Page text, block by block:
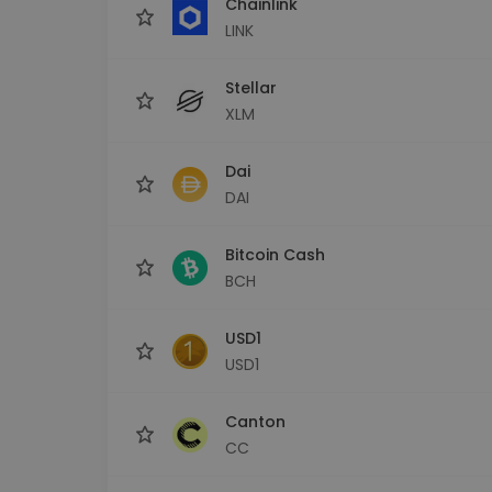
LINK
Stellar
XLM
Dai
DAI
Bitcoin Cash
BCH
USD1
USD1
Canton
CC